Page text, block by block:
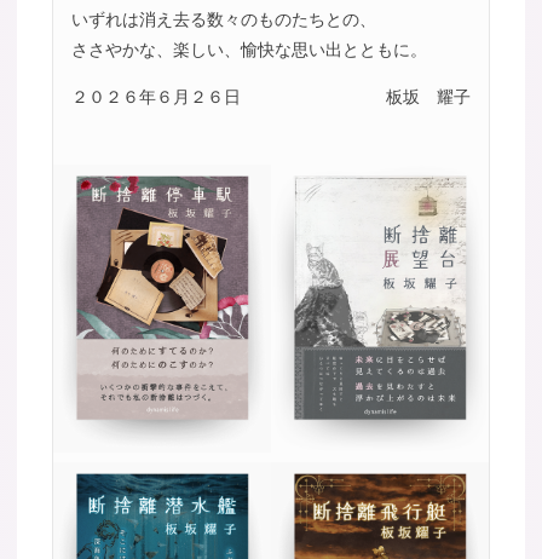
いずれは消え去る数々のものたちとの、
ささやかな、楽しい、愉快な思い出とともに。
２０２６年６月２６日 板坂 耀子